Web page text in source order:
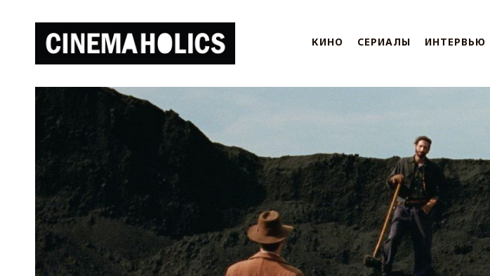
КИНО СЕРИАЛЫ ИНТЕРВЬЮ